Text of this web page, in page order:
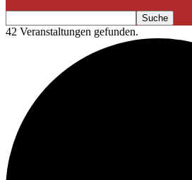
42 Veranstaltungen gefunden.